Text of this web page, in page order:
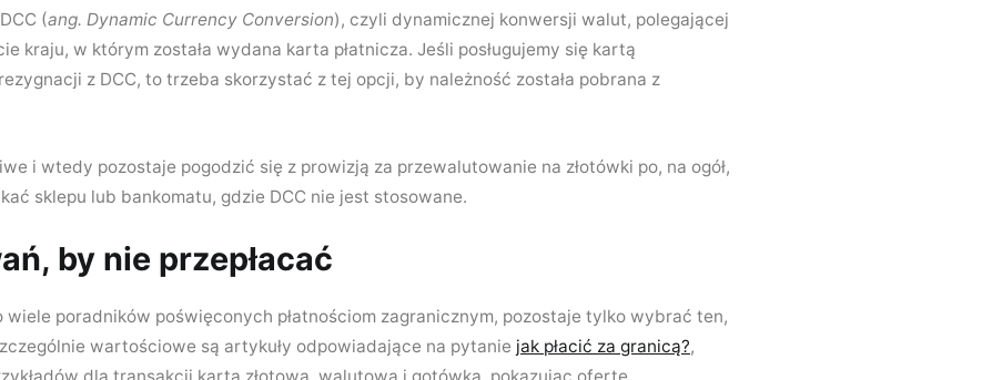
(ang. Dynamic Currency Conversion), czyli dynamicznej konwersji walut, polegającej
kraju, w którym została wydana karta płatnicza. Jeśli posługujemy się kartą
z DCC, to trzeba skorzystać z tej opcji, by należność została pobrana z
i wtedy pozostaje pogodzić się z prowizją za przewalutowanie na złotówki po, na ogół,
sklepu lub bankomatu, gdzie DCC nie jest stosowane.
by nie przepłacać
poradników poświęconych płatnościom zagranicznym, pozostaje tylko wybrać ten,
wartościowe są artykuły odpowiadające na pytanie jak płacić za granicą?,